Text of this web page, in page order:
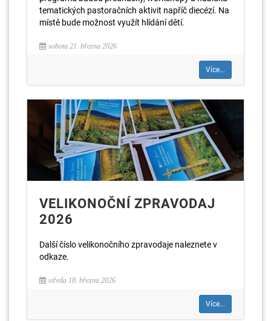
tematických pastoračních aktivit napříč diecézí. Na
místě bude možnost využít hlídání dětí.
sobota 21. března 2026
Více...
VELIKONOČNÍ ZPRAVODAJ
2026
Další číslo velikonočního zpravodaje naleznete v
odkaze.
středa 18. března 2026
Více...